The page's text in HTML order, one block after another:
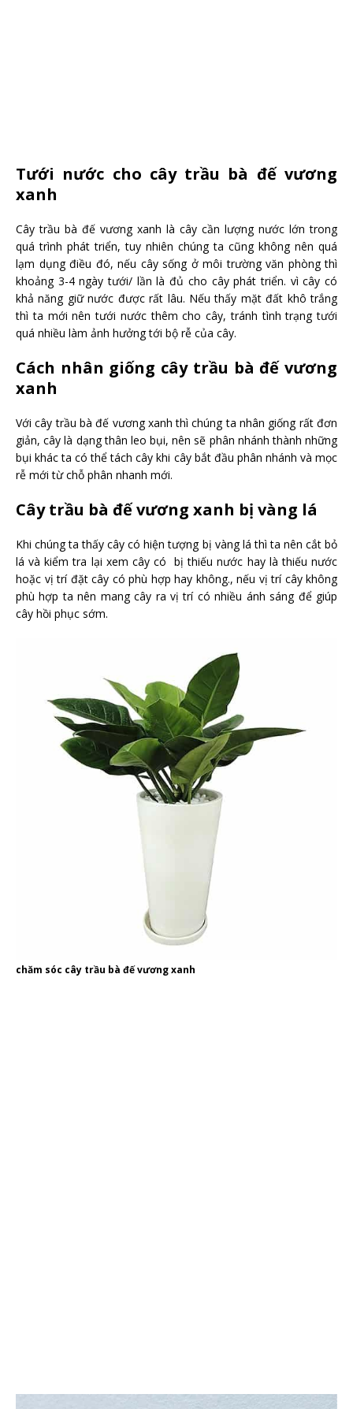
Tưới nước cho cây trầu bà đế vương
xanh
Cây trầu bà đế vương xanh là cây cần lượng nước lớn trong
quá trình phát triển, tuy nhiên chúng ta cũng không nên quá
lạm dụng điều đó, nếu cây sống ở môi trường văn phòng thì
khoảng 3-4 ngày tưới/ lần là đủ cho cây phát triển. vì cây có
khả năng giữ nước được rất lâu. Nếu thấy mặt đất khô trắng
thì ta mới nên tưới nước thêm cho cây, tránh tình trạng tưới
quá nhiều làm ảnh hưởng tới bộ rễ của cây.
Cách nhân giống cây trầu bà đế vương
xanh
Với cây trầu bà đế vương xanh thì chúng ta nhân giống rất đơn
giản, cây là dạng thân leo bụi, nên sẽ phân nhánh thành những
bụi khác ta có thể tách cây khi cây bắt đầu phân nhánh và mọc
rễ mới từ chỗ phân nhanh mới.
Cây trầu bà đế vương xanh bị vàng lá
Khi chúng ta thấy cây có hiện tượng bị vàng lá thì ta nên cắt bỏ
lá và kiểm tra lại xem cây có bị thiếu nước hay là thiếu nước
hoặc vị trí đặt cây có phù hợp hay không., nếu vị trí cây không
phù hợp ta nên mang cây ra vị trí có nhiều ánh sáng để giúp
cây hồi phục sớm.
chăm sóc cây trầu bà đế vương xanh